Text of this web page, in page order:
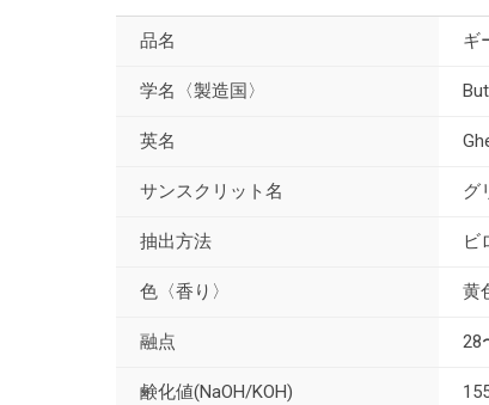
品名 ギ
学名〈製造国〉
英名
サンスクリット名 グ
抽出方法 ビ
色〈香り〉 黄
融点 28
鹸化値(NaOH/KOH)